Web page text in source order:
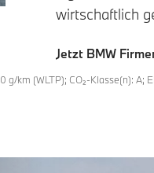
wirtschaftlich
Jetzt BMW
km (WLTP); CO₂-Klasse(n): A;